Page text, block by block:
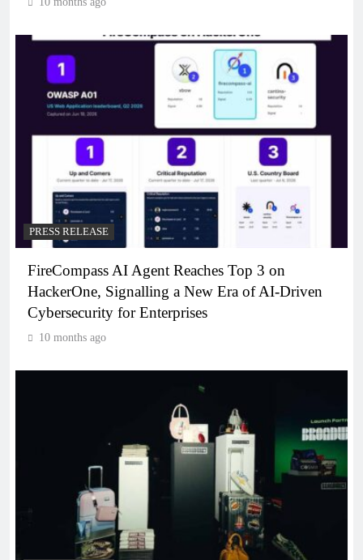
PRESS RELEASE
FireCompass AI Agent Reaches Top 3 on
HackerOne, Signalling a New Era of AI-Driven
Cybersecurity for Enterprises
10 months ago